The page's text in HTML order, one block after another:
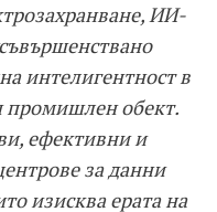
ИИ-
интелигентност в
промишлен обект.
ефективни и
за данни
изисква ерата на